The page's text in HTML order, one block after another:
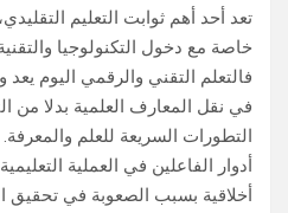
تعد أحد أهم ثوابت التعليم
خاصة مع دخول التكنولوجيا
فالتعلم التقني والرقمي اليوم
في نقل المعارف العلمية بدلا من
التطورات السريعة للعلم
أدوار الفاعلين في العملية
أخلاقية بسبب الصعوبة في تحقيق